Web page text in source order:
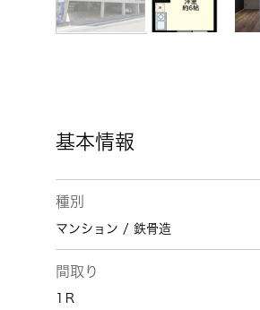
基本情報
種別
マンション / 鉄骨造
間取り
1Ｒ